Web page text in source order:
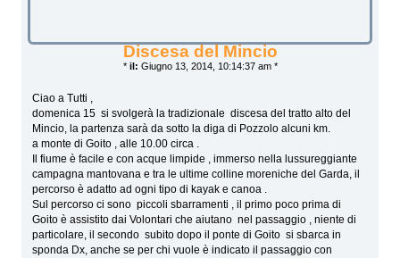
Discesa del Mincio
* il: Giugno 13, 2014, 10:14:37 am *
Ciao a Tutti ,
domenica 15 si svolgerà la tradizionale discesa del tratto alto del
Mincio, la partenza sarà da sotto la diga di Pozzolo alcuni km.
a monte di Goito , alle 10.00 circa .
Il fiume è facile e con acque limpide , immerso nella lussureggiante
campagna mantovana e tra le ultime colline moreniche del Garda, il
percorso è adatto ad ogni tipo di kayak e canoa .
Sul percorso ci sono piccoli sbarramenti , il primo poco prima di
Goito è assistito dai Volontari che aiutano nel passaggio , niente di
particolare, il secondo subito dopo il ponte di Goito si sbarca in
sponda Dx, anche se per chi vuole è indicato il passaggio con